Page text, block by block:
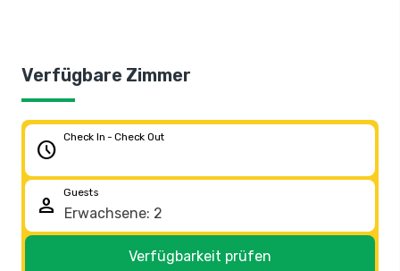
Verfügbare Zimmer
schedule
Check In - Check Out
person
Guests
Verfügbarkeit prüfen